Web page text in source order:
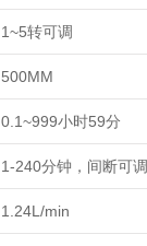
1~5转可调
500MM
0.1~999小时59分
1-240分钟，间断可调
1.24L/min